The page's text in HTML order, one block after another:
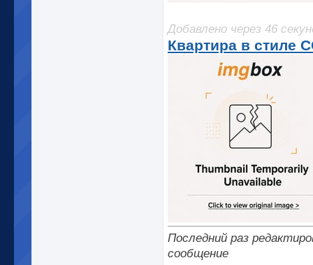
Добавлено через 46
Квартира в стиле
Последний раз
сообщение